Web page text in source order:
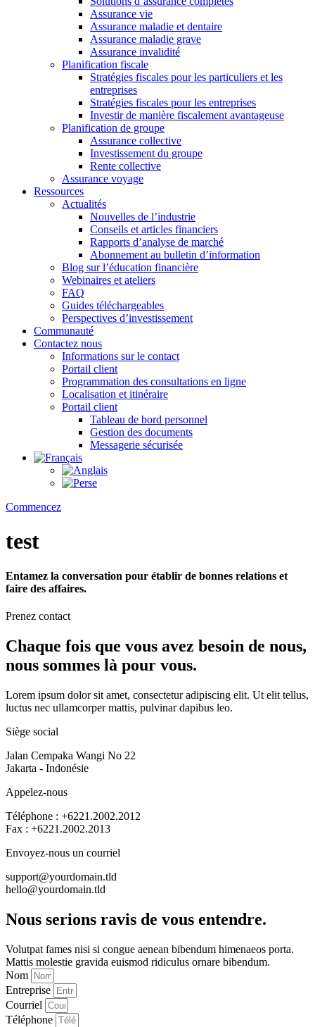
Assurance vie
Assurance maladie et dentaire
Assurance maladie grave
Assurance invalidité
Planification fiscale
Stratégies fiscales pour les particuliers et les
entreprises
Stratégies fiscales pour les entreprises
Investir de manière fiscalement avantageuse
Planification de groupe
Assurance collective
Investissement du groupe
Rente collective
Assurance voyage
Ressources
Actualités
Nouvelles de l’industrie
Conseils et articles financiers
Rapports d’analyse de marché
Abonnement au bulletin d’information
Blog sur l’éducation financière
Webinaires et ateliers
FAQ
Guides téléchargeables
Perspectives d’investissement
Communauté
Contactez nous
Informations sur le contact
Portail client
Programmation des consultations en ligne
Localisation et itinéraire
Portail client
Tableau de bord personnel
Gestion des documents
Messagerie sécurisée
Commencez
test
Entamez la conversation pour établir de bonnes relations et
faire des affaires.
Prenez contact
Chaque fois que vous avez besoin de nous,
nous sommes là pour vous.
Lorem ipsum dolor sit amet, consectetur adipiscing elit. Ut elit tellus,
luctus nec ullamcorper mattis, pulvinar dapibus leo.
Siège social
Jalan Cempaka Wangi No 22
Jakarta - Indonésie
Appelez-nous
Téléphone : +6221.2002.2012
Fax : +6221.2002.2013
Envoyez-nous un courriel
support@yourdomain.tld
hello@yourdomain.tld
Nous serions ravis de vous entendre.
Volutpat fames nisi si congue aenean bibendum himenaeos porta.
Mattis molestie gravida euismod ridiculus ornare bibendum.
Nom
Entreprise
Courriel
Téléphone